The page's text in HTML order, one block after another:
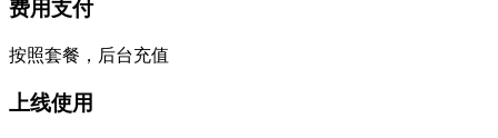
费用支付
按照套餐，后台充值
上线使用